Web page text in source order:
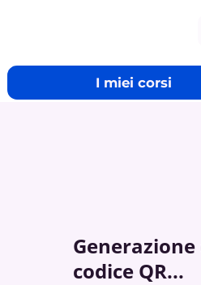
I miei corsi
Generazione
codice QR...